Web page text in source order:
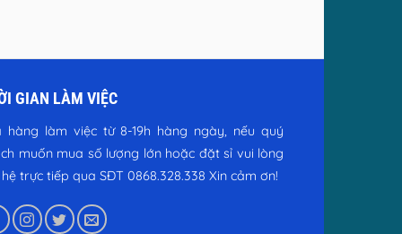
GIAN LÀM VIỆC
hàng làm việc từ 8-19h hàng ngày, nếu quý
muốn mua số lượng lớn hoặc đặt sỉ vui lòng
trực tiếp qua SĐT 0868.328.338 Xin cảm ơn!